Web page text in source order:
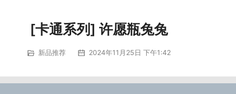
[卡通系列] 许愿瓶兔兔
新品推荐 2024年11月25日 下午1:42